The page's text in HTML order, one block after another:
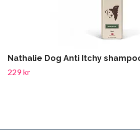
Nathalie Dog Anti Itchy
229 kr